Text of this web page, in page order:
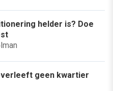
helder is? Doe
geen kwartier